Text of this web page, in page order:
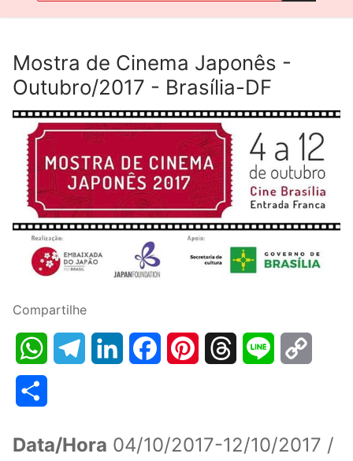
Mostra de Cinema Japonês -
Outubro/2017 - Brasília-DF
Compartilhe
WhatsAppTelegramLinkedInFacebookPinterestThreads Line
Data/Hora 04/10/2017-12/10/2017 /